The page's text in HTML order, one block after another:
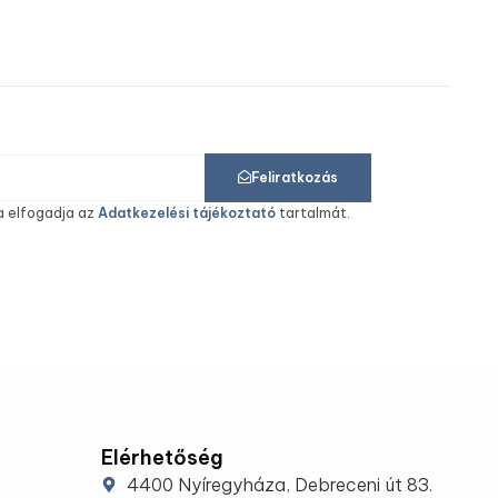
Feliratkozás
elfogadja az Adatkezelési tájékoztató tartalmát.
Elérhetőség
4400 Nyíregyháza, Debreceni út 83.